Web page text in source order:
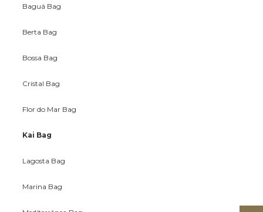
Baguá Bag
Berta Bag
Bossa Bag
Cristal Bag
Flor do Mar Bag
Kai Bag
Lagosta Bag
Marina Bag